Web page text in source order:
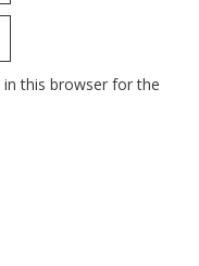
this browser for the